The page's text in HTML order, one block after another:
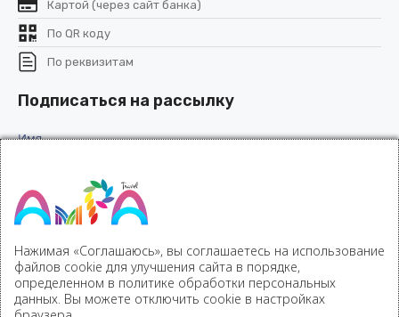
Картой (через сайт банка)
По QR коду
По реквизитам
Подписаться на рассылку
Имя
(Обязательно)
Нажимая «Соглашаюсь», вы соглашаетесь на использование
файлов cookie для улучшения сайта в порядке,
определенном в политике обработки персональных
данных. Вы можете отключить cookie в настройках